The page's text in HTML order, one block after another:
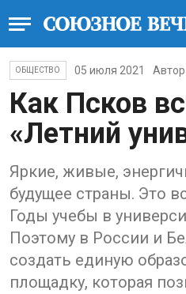
ОБЩЕСТВО 05 июля 2021 Автор
Как Псков
«Летний
Яркие, живые,
будущее страны. Это
Годы учебы в
Поэтому в России и
создать единую
площадку, которая